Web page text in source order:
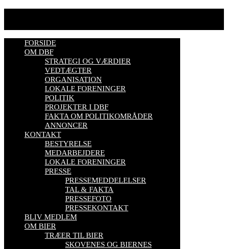
FORSIDE
OM DBF
STRATEGI OG VÆRDIER
VEDTÆGTER
ORGANISATION
LOKALE FORENINGER
POLITIK
PROJEKTER I DBF
FAKTA OM POLITIKOMRÅDER
ANNONCER
KONTAKT
BESTYRELSE
MEDARBEJDERE
LOKALE FORENINGER
PRESSE
PRESSEMEDDELELSER
TAL & FAKTA
PRESSEFOTO
PRESSEKONTAKT
BLIV MEDLEM
OM BIER
TRÆER TIL BIER
SKOVENES OG BIERNES